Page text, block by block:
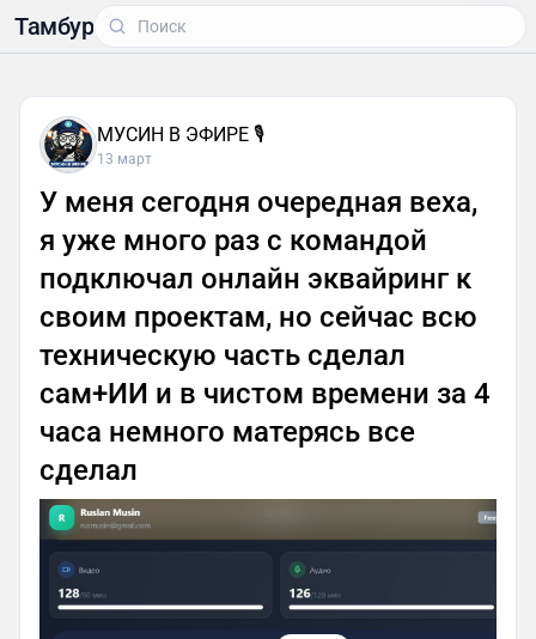
Тамбур
МУСИН В ЭФИРЕ 🎙
13 март
У меня сегодня очередная веха,
я уже много раз с командой
подключал онлайн эквайринг к
своим проектам, но сейчас всю
техническую часть сделал
сам+ИИ и в чистом времени за 4
часа немного матерясь все
сделал